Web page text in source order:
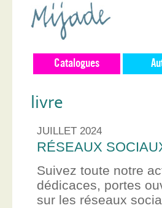
Catalogues
livre
JUILLET 2024
RÉSEAUX
Suivez toute notre
dédicaces, portes
sur les réseaux